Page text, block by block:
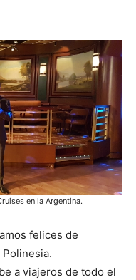
en la Argentina.
felices de
a viajeros de todo el